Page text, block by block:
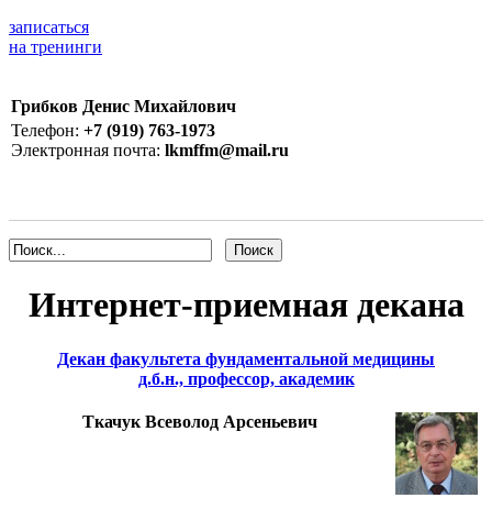
записаться
на тренинги
Грибков Денис Михайлович
Телефон: +7 (919) 763-1973
Электронная почта: lkmffm@mail.ru
Интернет-приемная декана
Декан факультета фундаментальной медицины
д.б.н., профессор, академик
Ткачук Всеволод Арсеньевич